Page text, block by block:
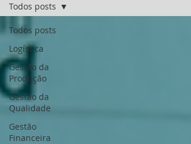
Todos posts
Logística
Gestão da
Produção
Gestão da
Qualidade
Gestão
Financeira
Todos posts